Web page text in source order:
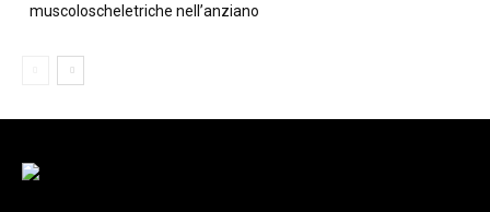
muscoloscheletriche nell’anziano